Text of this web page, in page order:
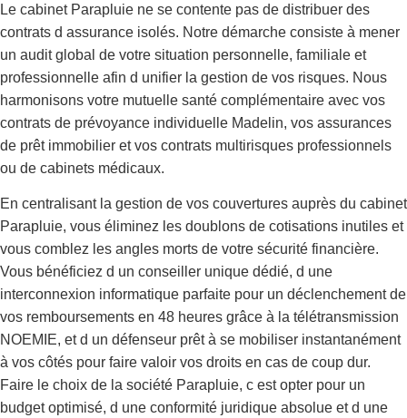
Le cabinet Parapluie ne se contente pas de distribuer des
contrats d assurance isolés. Notre démarche consiste à mener
un audit global de votre situation personnelle, familiale et
professionnelle afin d unifier la gestion de vos risques. Nous
harmonisons votre mutuelle santé complémentaire avec vos
contrats de prévoyance individuelle Madelin, vos assurances
de prêt immobilier et vos contrats multirisques professionnels
ou de cabinets médicaux.
En centralisant la gestion de vos couvertures auprès du cabinet
Parapluie, vous éliminez les doublons de cotisations inutiles et
vous comblez les angles morts de votre sécurité financière.
Vous bénéficiez d un conseiller unique dédié, d une
interconnexion informatique parfaite pour un déclenchement de
vos remboursements en 48 heures grâce à la télétransmission
NOEMIE, et d un défenseur prêt à se mobiliser instantanément
à vos côtés pour faire valoir vos droits en cas de coup dur.
Faire le choix de la société Parapluie, c est opter pour un
budget optimisé, d une conformité juridique absolue et d une